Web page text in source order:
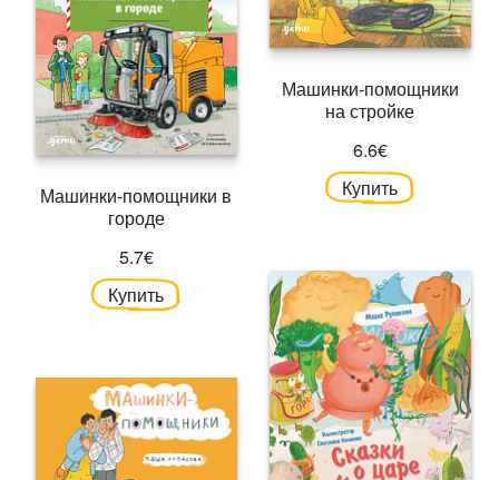
Машинки-помощники
на стройке
6.6€
Купить
Машинки-помощники в
городе
5.7€
Купить